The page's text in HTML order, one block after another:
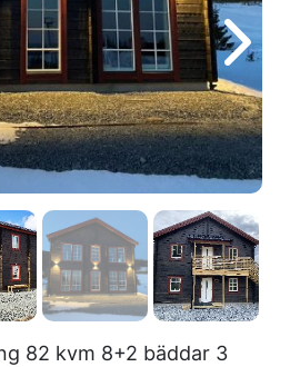
82 kvm 8+2 bäddar 3